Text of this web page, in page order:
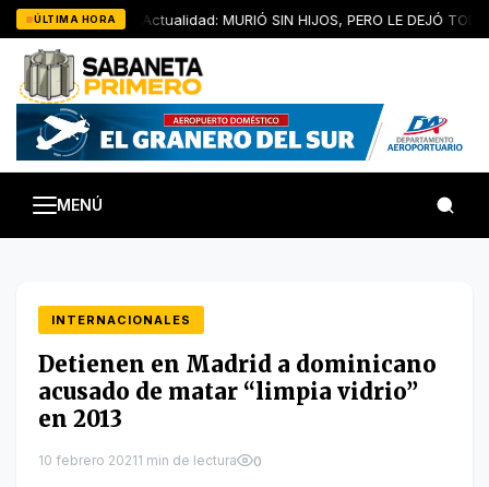
Saltar
al
contenido
ÚLTIMA HORA
Artículo de Actualidad: MURIÓ SIN HIJOS, PERO LE DEJÓ TODOS
MENÚ
INTERNACIONALES
Detienen en Madrid a dominicano
acusado de matar “limpia vidrio”
en 2013
10 febrero 20211 min de lectura 0